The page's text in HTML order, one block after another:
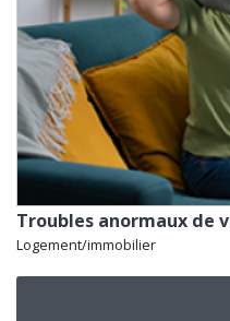
Troubles anormaux de
Logement/immobilier